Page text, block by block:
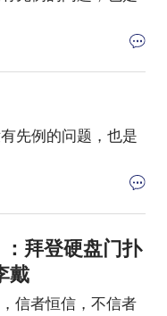
先例的问题，也是
拜登硬盘门扑
戴
信者恒信，不信者